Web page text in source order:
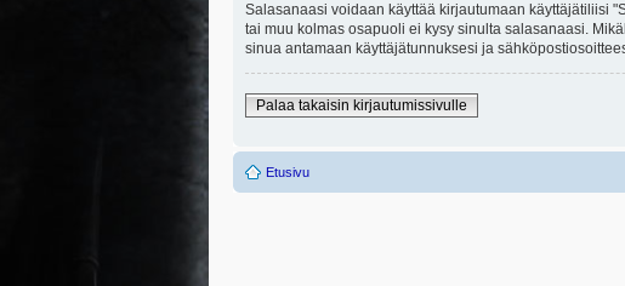
Salasanaasi voidaan käyttää kirjautumaan käyttäjätiliisi
tai muu kolmas osapuoli ei kysy sinulta salasanaasi.
sinua antamaan käyttäjätunnuksesi ja
Palaa takaisin kirjautumissivulle
Etusivu